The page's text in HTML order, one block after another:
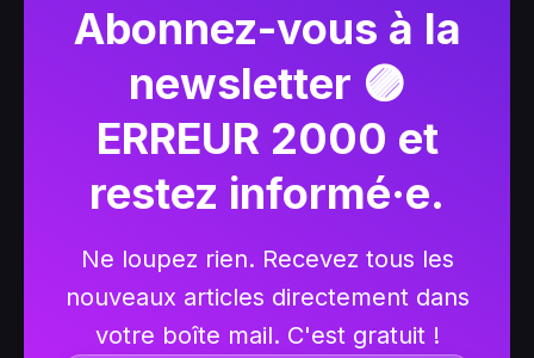
Abonnez-vous à la
newsletter 🟣
ERREUR 2000 et
restez informé·e.
Ne loupez rien. Recevez tous les
nouveaux articles directement dans
votre boîte mail. C'est gratuit !